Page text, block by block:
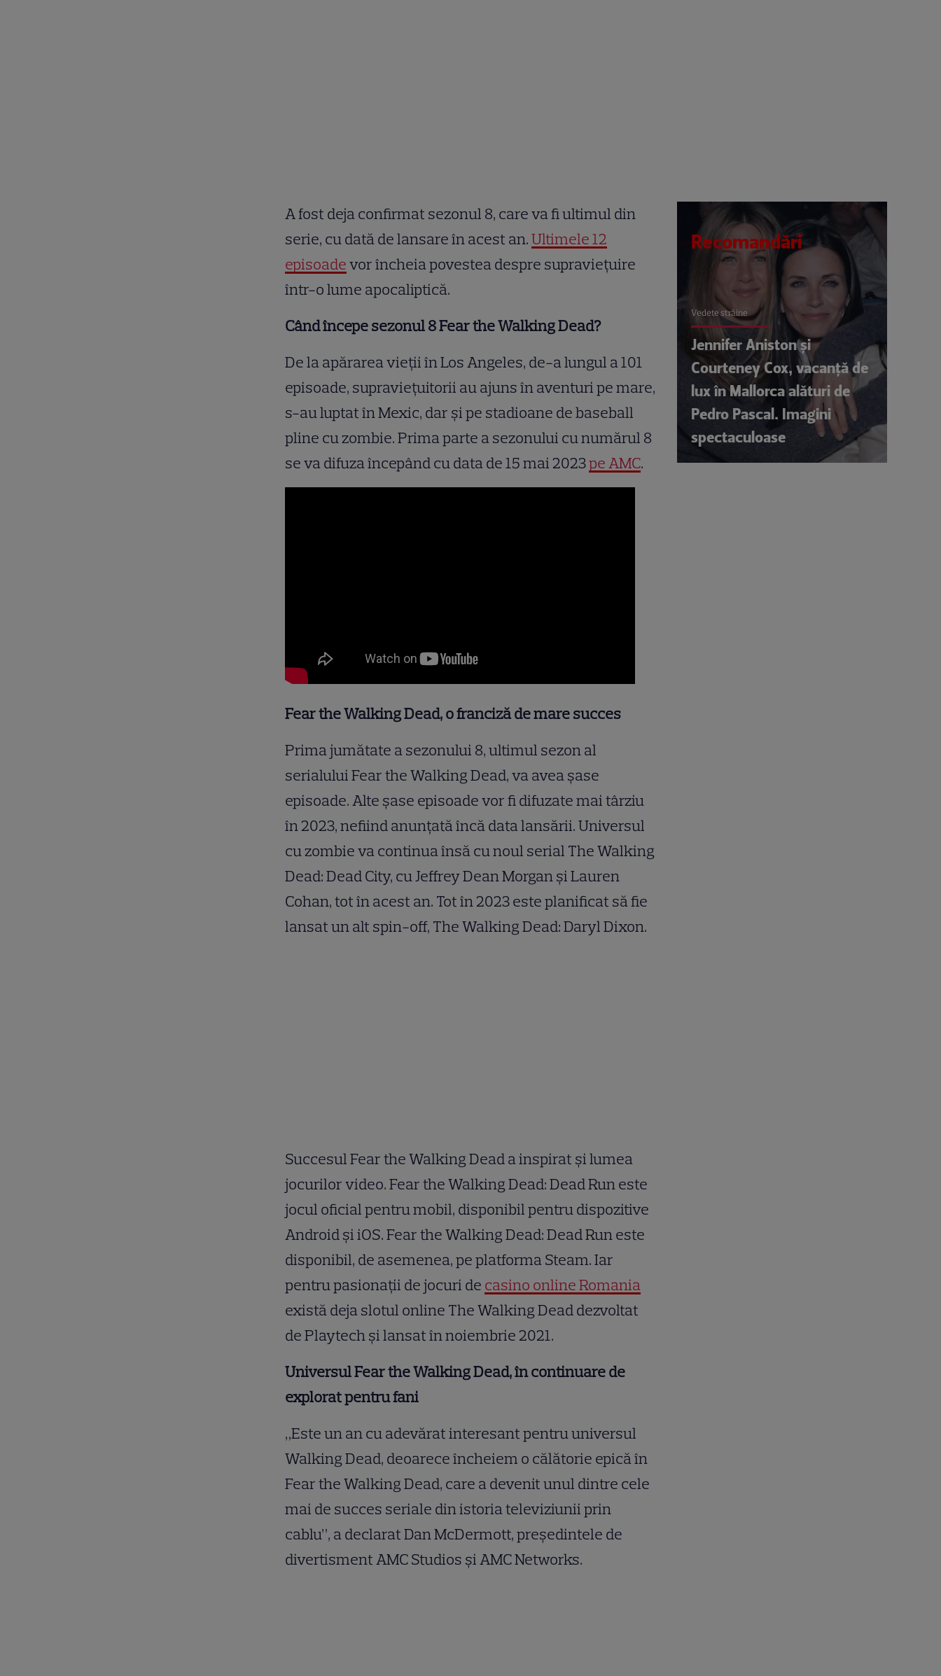
A fost deja confirmat sezonul 8, care va fi ultimul din
serie, cu dată de lansare în acest an.Ultimele 12
episoadevor încheia povestea despre supraviețuire
într-o lume apocaliptică.
Când începe sezonul 8 Fear the Walking Dead?
De la apărarea vieții în Los Angeles, de-a lungul a 101
episoade, supraviețuitorii au ajuns în aventuri pe mare,
s-au luptat în Mexic, dar și pe stadioane de baseball
pline cu zombie. Prima parte a sezonului cu numărul 8
se va difuza începând cu data de 15 mai 2023pe AMC.
Fear the Walking Dead, o franciză de mare succes
Prima jumătate a sezonului 8, ultimul sezon al
serialului Fear the Walking Dead, va avea șase
episoade. Alte șase episoade vor fi difuzate mai târziu
în 2023, nefiind anunțată încă data lansării. Universul
cu zombie va continua însă cu noul serial The Walking
Dead: Dead City, cu Jeffrey Dean Morgan și Lauren
Cohan, tot în acest an. Tot în 2023 este planificat să fie
lansat un alt spin-off, The Walking Dead: Daryl Dixon.
Succesul Fear the Walking Dead a inspirat și lumea
jocurilor video. Fear the Walking Dead: Dead Run este
jocul oficial pentru mobil, disponibil pentru dispozitive
Android și iOS. Fear the Walking Dead: Dead Run este
disponibil, de asemenea, pe platforma Steam. Iar
pentru pasionații de jocuri de casino online Romania
există deja slotul online The Walking Dead dezvoltat
de Playtech și lansat în noiembrie 2021.
Universul Fear the Walking Dead, în continuare de
explorat pentru fani
„Este un an cu adevărat interesant pentru universul
Walking Dead, deoarece încheiem o călătorie epică în
Fear the Walking Dead, care a devenit unul dintre cele
mai de succes seriale din istoria televiziunii prin
cablu”, a declarat Dan McDermott, președintele de
divertisment AMC Studios și AMC Networks.
Recomandări
Vedete străine
Jennifer Aniston și
Courteney Cox, vacanță de
lux în Mallorca alături de
Pedro Pascal. Imagini
spectaculoase